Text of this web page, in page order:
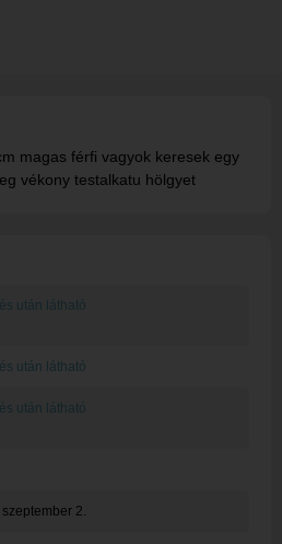
magas férfi vagyok keresek egy
vékony testalkatu hölgyet
után látható
után látható
után látható
2.